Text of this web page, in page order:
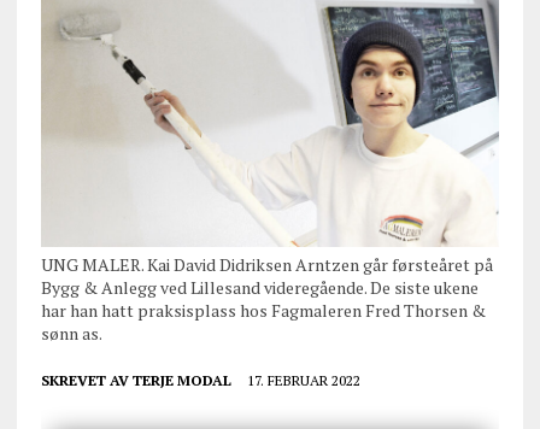
UNG MALER. Kai David Didriksen Arntzen går førsteåret på
Bygg & Anlegg ved Lillesand videregående. De siste ukene
har han hatt praksisplass hos Fagmaleren Fred Thorsen &
sønn as.
SKREVET AV TERJE MODAL 17. FEBRUAR 2022